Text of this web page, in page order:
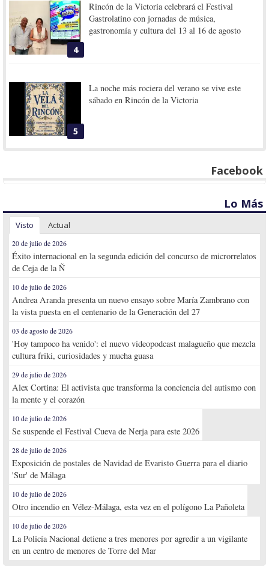
4
Rincón de la Victoria celebrará el Festival
Gastrolatino con jornadas de música,
gastronomía y cultura del 13 al 16 de agosto
5
La noche más rociera del verano se vive este
sábado en Rincón de la Victoria
Facebook
Lo Más
Visto Actual
20 de julio de 2026
Éxito internacional en la segunda edición del concurso de microrrelatos
de Ceja de la Ñ
10 de julio de 2026
Andrea Aranda presenta un nuevo ensayo sobre María Zambrano con
la vista puesta en el centenario de la Generación del 27
03 de agosto de 2026
'Hoy tampoco ha venido': el nuevo videopodcast malagueño que mezcla
cultura friki, curiosidades y mucha guasa
29 de julio de 2026
Alex Cortina: El activista que transforma la conciencia del autismo con
la mente y el corazón
10 de julio de 2026
Se suspende el Festival Cueva de Nerja para este 2026
28 de julio de 2026
Exposición de postales de Navidad de Evaristo Guerra para el diario
'Sur' de Málaga
10 de julio de 2026
Otro incendio en Vélez-Málaga, esta vez en el polígono La Pañoleta
10 de julio de 2026
La Policía Nacional detiene a tres menores por agredir a un vigilante
en un centro de menores de Torre del Mar